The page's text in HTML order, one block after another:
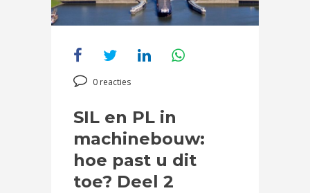
0 reacties
SIL en PL in
machinebouw:
hoe past u dit
toe? Deel 2